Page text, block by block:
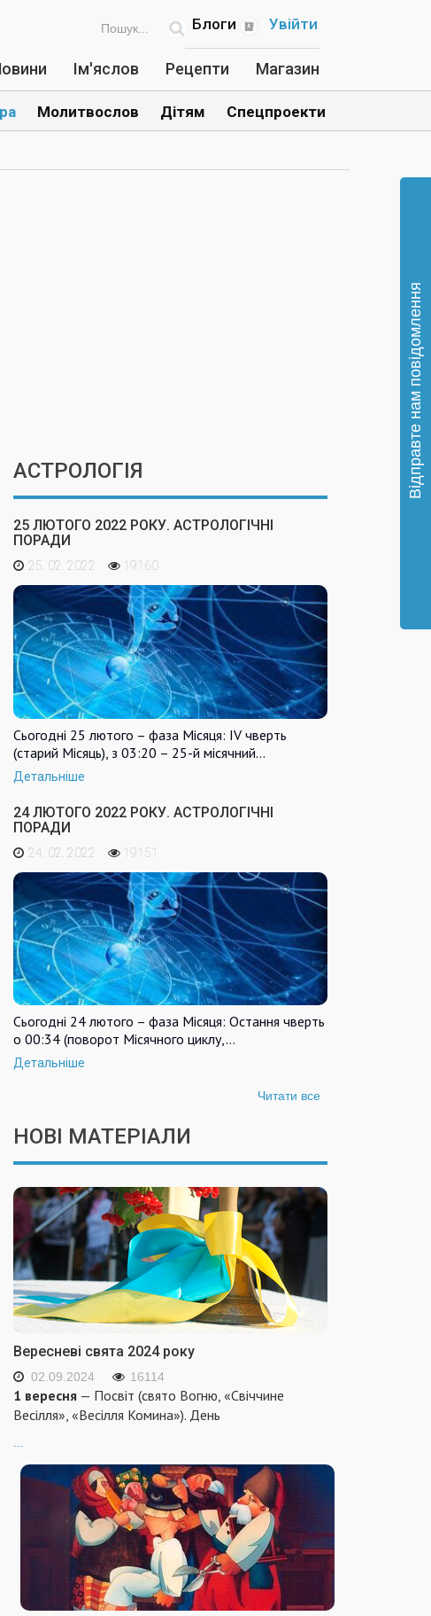
Увійти
Блоги
Ім'яслов Рецепти Магазин
Молитвослов Дітям Спецпроекти
АСТРОЛОГІЯ
25 ЛЮТОГО 2022 РОКУ. АСТРОЛОГІЧНІ
ПОРАДИ
25. 02. 2022 19160
Сьогодні 25 лютого – фаза Місяця: IV чверть
(старий Місяць), з 03:20 – 25-й місячний…
Детальніше
24 ЛЮТОГО 2022 РОКУ. АСТРОЛОГІЧНІ
ПОРАДИ
24. 02. 2022 19151
Сьогодні 24 лютого – фаза Місяця: Остання чверть
о 00:34 (поворот Місячного циклу,…
Детальніше
Читати все
НОВІ МАТЕРІАЛИ
Вересневі свята 2024 року
02.09.2024 16114
1 вересня — Посвіт (свято Вогню, «Свіччине
Весілля», «Весілля Комина»). День
...
Відправте нам повідомлення